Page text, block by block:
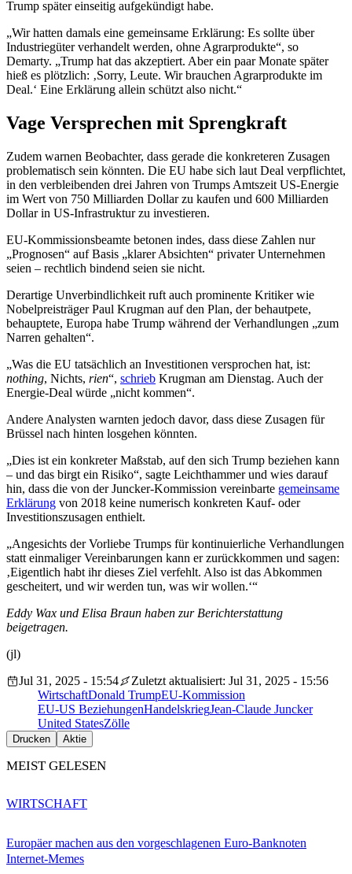
Trump später einseitig aufgekündigt habe.
„Wir hatten damals eine gemeinsame Erklärung: Es sollte über
Industriegüter verhandelt werden, ohne Agrarprodukte“, so
Demarty. „Trump hat das akzeptiert. Aber ein paar Monate später
hieß es plötzlich: ‚Sorry, Leute. Wir brauchen Agrarprodukte im
Deal.‘ Eine Erklärung allein schützt also nicht.“
Vage Versprechen mit Sprengkraft
Zudem warnen Beobachter, dass gerade die konkreteren Zusagen
problematisch sein könnten. Die EU habe sich laut Deal verpflichtet,
in den verbleibenden drei Jahren von Trumps Amtszeit US-Energie
im Wert von 750 Milliarden Dollar zu kaufen und 600 Milliarden
Dollar in US-Infrastruktur zu investieren.
EU-Kommissionsbeamte betonen indes, dass diese Zahlen nur
„Prognosen“ auf Basis „klarer Absichten“ privater Unternehmen
seien – rechtlich bindend seien sie nicht.
Derartige Unverbindlichkeit ruft auch prominente Kritiker wie
Nobelpreisträger Paul Krugman auf den Plan, der behautpete,
behauptete, Europa habe Trump während der Verhandlungen „zum
Narren gehalten“.
„Was die EU tatsächlich an Investitionen versprochen hat, ist:
nothing, Nichts, rien“, schrieb Krugman am Dienstag. Auch der
Energie-Deal würde „nicht kommen“.
Andere Analysten warnten jedoch davor, dass diese Zusagen für
Brüssel nach hinten losgehen könnten.
„Dies ist ein konkreter Maßstab, auf den sich Trump beziehen kann
– und das birgt ein Risiko“, sagte Leichthammer und wies darauf
hin, dass die von der Juncker-Kommission vereinbarte gemeinsame
Erklärung von 2018 keine numerisch konkreten Kauf- oder
Investitionszusagen enthielt.
„Angesichts der Vorliebe Trumps für kontinuierliche Verhandlungen
statt einmaliger Vereinbarungen kann er zurückkommen und sagen:
‚Eigentlich habt ihr dieses Ziel verfehlt. Also ist das Abkommen
gescheitert, und wir werden tun, was wir wollen.‘“
Eddy Wax und Elisa Braun haben zur Berichterstattung
beigetragen.
(jl)
Jul 31, 2025 - 15:54
Zuletzt aktualisiert: Jul 31, 2025 - 15:56
WirtschaftDonald TrumpEU-Kommission
EU-US BeziehungenHandelskriegJean-Claude Juncker
United StatesZölle
Drucken Aktie
MEIST GELESEN
Europäer machen aus den vorgeschlagenen Euro-Banknoten
Internet-Memes
WIRTSCHAFT